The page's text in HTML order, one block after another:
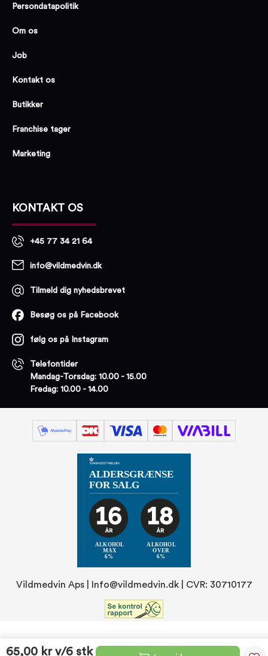
65,00 kr v/6 stk
Persondatapolitik
Om os
Job
Kontakt os
Butikker
Franchise tager
Marketing
KONTAKT OS
+45 77 34 21 64
info@vildmedvin.dk
Tilmeld dig nyhedsbrevet
Besøg os på Facebook
følg os på Instagram
Telefontider
Mandag-Torsdag: 10.00 - 15.00
Fredag: 10.00 - 14.00
Vildmedvin Aps | Info@vildmedvin.dk| CVR: 30710177